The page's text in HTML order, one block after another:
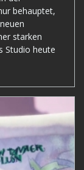
behauptet,
starken
Studio heute